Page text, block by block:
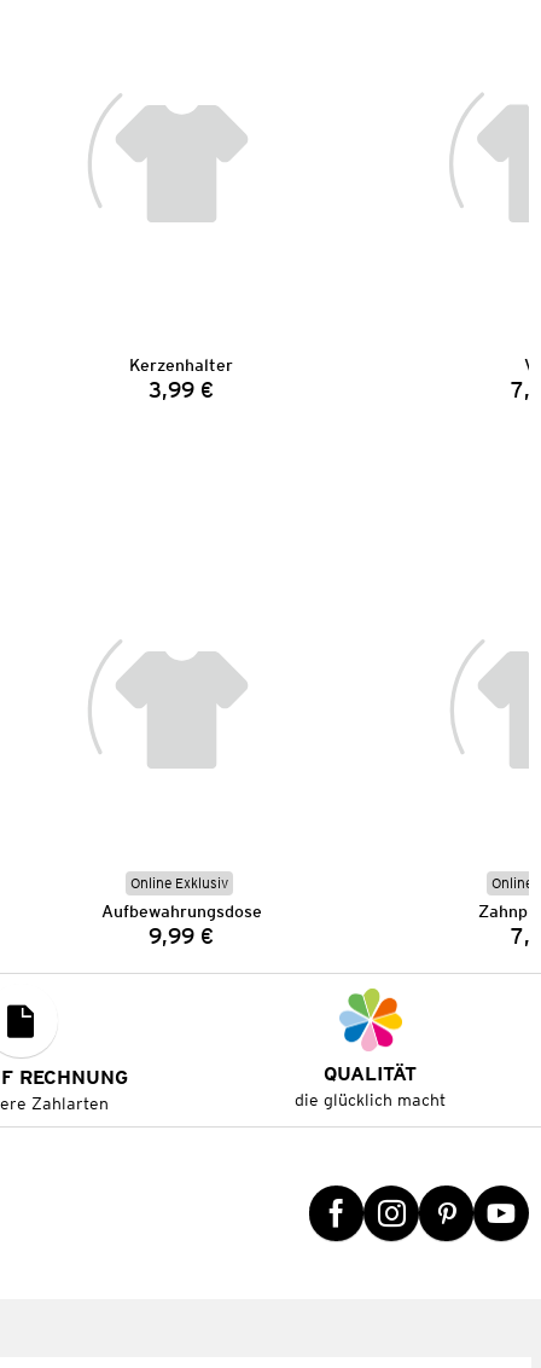
Kerzenhalter
Preis:
3,99 €
Online Exklusiv
Aufbewahrungsdose
Preis:
9,99 €
Online
RECHNUNG
Zahlarten
QUALITÄT
die glücklich macht